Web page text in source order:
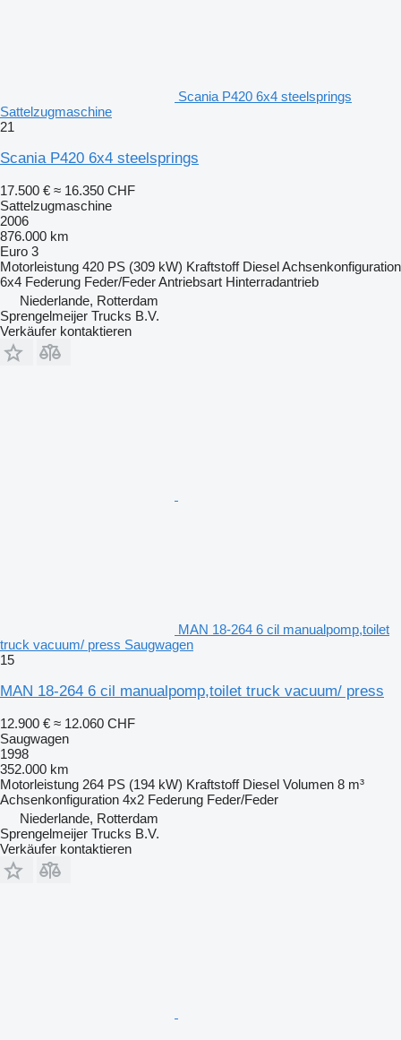
Scania P420 6x4 steelsprings
Sattelzugmaschine
21
Scania P420 6x4 steelsprings
17.500 € ≈ 16.350 CHF
Sattelzugmaschine
2006
876.000 km
Euro 3
Motorleistung 420 PS (309 kW) Kraftstoff DieselAchsenkonfiguration
6x4 Federung Feder/FederAntriebsart Hinterradantrieb
Niederlande, Rotterdam
Sprengelmeijer Trucks B.V.
Verkäufer kontaktieren
MAN 18-264 6 cil manualpomp,toilet
truck vacuum/ press Saugwagen
15
MAN 18-264 6 cil manualpomp,toilet truck vacuum/ press
12.900 € ≈ 12.060 CHF
Saugwagen
1998
352.000 km
Motorleistung 264 PS (194 kW) Kraftstoff Diesel Volumen 8 m³
Achsenkonfiguration 4x2 Federung Feder/Feder
Niederlande, Rotterdam
Sprengelmeijer Trucks B.V.
Verkäufer kontaktieren